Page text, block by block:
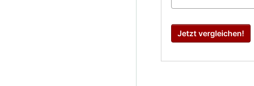
Jetzt vergleichen!